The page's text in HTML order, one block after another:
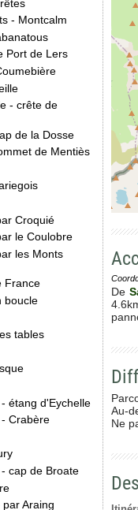
- Montcalm
Port de Lers
- crête de
de la Dosse
de Mentiès
Croquié
le Coulobre
les Monts
France
boucle
tables
étang d'Eychelle
Crabère
cap de Broate
Araing
De
Au-
Ne